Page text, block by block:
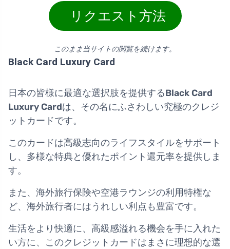
リクエスト方法
このまま当サイトの閲覧を続けます。
Black Card Luxury Card
日本の皆様に最適な選択肢を提供するBlack Card
Luxury Cardは、その名にふさわしい究極のクレジ
ットカードです。
このカードは高級志向のライフスタイルをサポート
し、多様な特典と優れたポイント還元率を提供しま
す。
また、海外旅行保険や空港ラウンジの利用特権な
ど、海外旅行者にはうれしい利点も豊富です。
生活をより快適に、高級感溢れる機会を手に入れた
い方に、このクレジットカードはまさに理想的な選